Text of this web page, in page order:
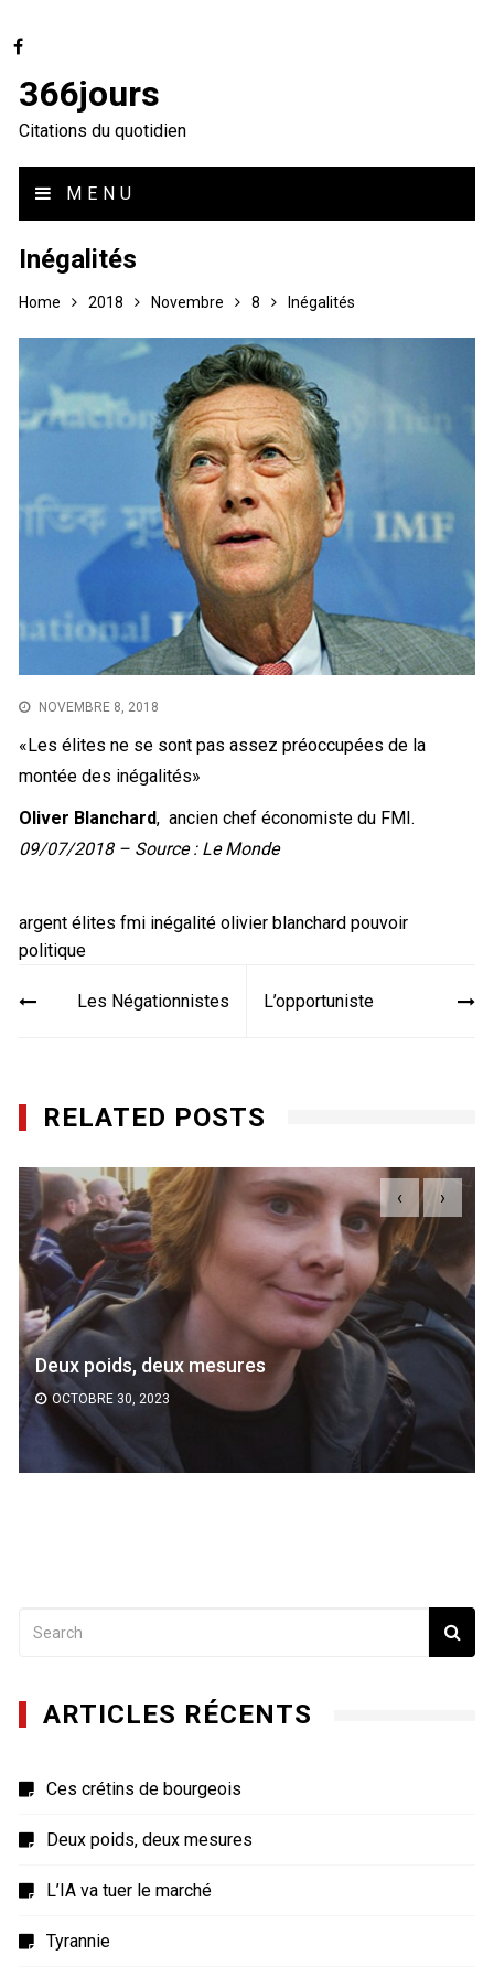
366jours
Citations du quotidien
MENU
Inégalités
Home 2018 Novembre 8 Inégalités
NOVEMBRE 8, 2018
«Les élites ne se sont pas assez préoccupées de la
montée des inégalités»
Oliver Blanchard, ancien chef économiste du FMI.
09/07/2018 – Source : Le Monde
argent élites fmi inégalité olivier blanchard pouvoir
politique
de
Les Négationnistes L’opportuniste
RELATED POSTS
Deux poids, deux mesures
OCTOBRE 30, 2023
‹ ›
ARTICLES RÉCENTS
Ces crétins de bourgeois
Deux poids, deux mesures
L’IA va tuer le marché
Tyrannie